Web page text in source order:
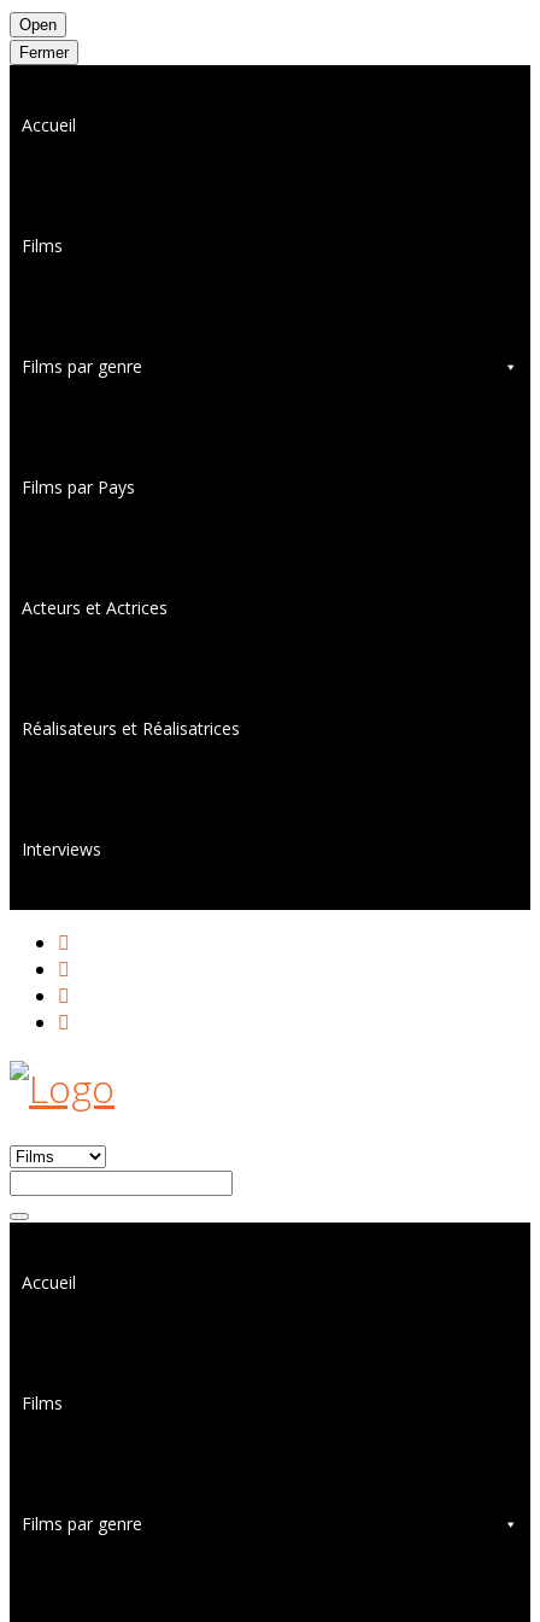
Open
Fermer
Accueil
Films
Films par genre
Films par Pays
Acteurs et Actrices
Réalisateurs et Réalisatrices
Interviews
Accueil
Films
Films par genre